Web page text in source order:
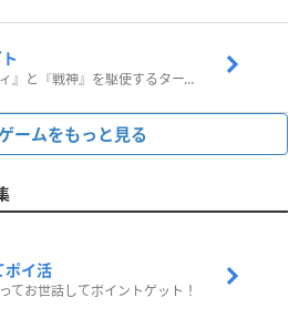
武器の『アビリティ』と『戦神』を駆使するターン制コマンドバトルRPG！
ームをもっと見る
ポイ活
てお世話してポイントゲット！